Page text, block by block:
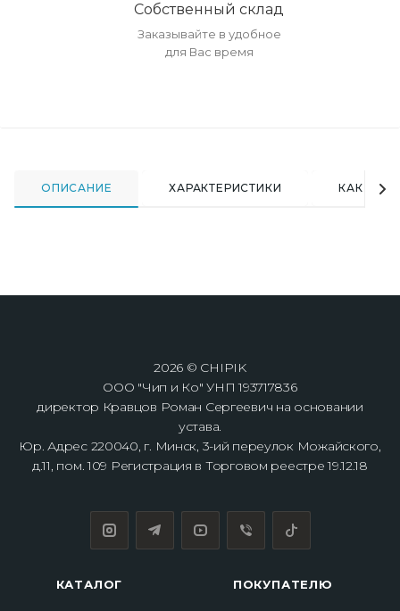
Собственный склад
Заказывайте в удобное
для Вас время
ОПИСАНИЕ ХАРАКТЕРИСТИКИ КАК
2026 © CHIPIK
ООО "Чип и Ко" УНП 193717836
директор Кравцов Роман Сергеевич на основании
устава.
Юр. Адрес 220040, г. Минск, 3-ий переулок Можайского,
д.11, пом. 109 Регистрация в Торговом реестре 19.12.18
КАТАЛОГ ПОКУПАТЕЛЮ